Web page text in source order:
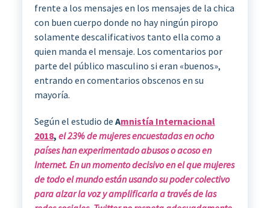
frente a los mensajes en los mensajes de la chica
con buen cuerpo donde no hay ningún piropo
solamente descalificativos tanto ella como a
quien manda el mensaje. Los comentarios por
parte del público masculino si eran «buenos»,
entrando en comentarios obscenos en su
mayoría.
Según el estudio de Amnistía Internacional
2018, el 23% de mujeres encuestadas en ocho
países han experimentado abusos o acoso en
Internet. En un momento decisivo en el que mujeres
de todo el mundo están usando su poder colectivo
para alzar la voz y amplificarla a través de las